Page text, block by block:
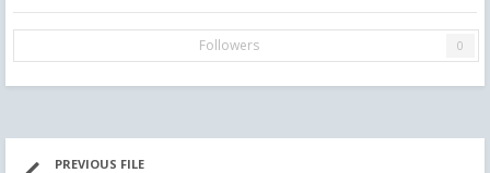
Followers 0
PREVIOUS FILE